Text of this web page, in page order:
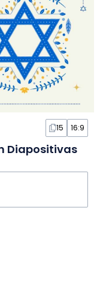
15 16:9
Diapositivas